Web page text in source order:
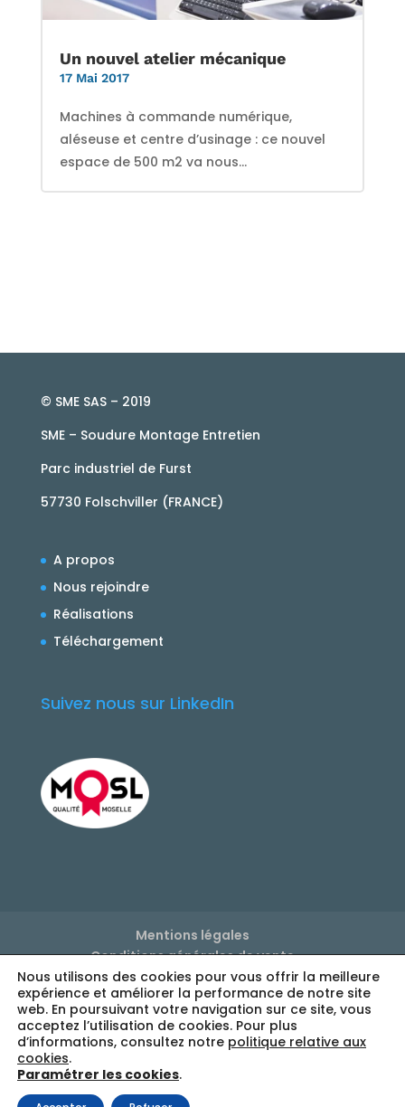
Un nouvel atelier mécanique
17 Mai 2017
Machines à commande numérique,
aléseuse et centre d’usinage : ce nouvel
espace de 500 m2 va nous...
© SME SAS – 2019
SME – Soudure Montage Entretien
Parc industriel de Furst
57730 Folschviller (FRANCE)
A propos
Nous rejoindre
Réalisations
Téléchargement
Suivez nous sur LinkedIn
Mentions légales
Conditions générales de vente
Politique de confidentialité
Réglage des cookies
Nous utilisons des cookies pour vous offrir la meilleure
expérience et améliorer la performance de notre site
web. En poursuivant votre navigation sur ce site, vous
acceptez l’utilisation de cookies. Pour plus
d’informations, consultez notre politique relative aux
cookies.
Paramétrer les cookies.